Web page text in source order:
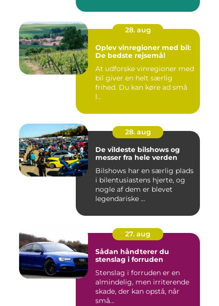
28. aug
Oplev vinregioner med bil:
De bedste rejsemål
At udforske vinregioner med
bil giver en helt særlig
frihed. Du kan køre ad små
l...
28. aug
De vildeste bilshows og
messer fra hele verden
Bilshows har en særlig plads
i bilentusiastens hjerte, og
nogle af dem er blevet
legendariske ...
27. aug
Sådan håndterer du
stenslag i forruden
Stenslag i forruden er en
almindelig, men irriterende
skade, der kan opstå, når
små...